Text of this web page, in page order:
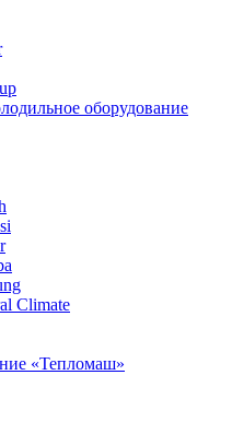
оборудование
Climate
«Тепломаш»